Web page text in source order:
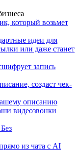
который возьмет
идеи для
или даже станет
запись
создаст чек-
описанию
видеозвонки
из чата с AI